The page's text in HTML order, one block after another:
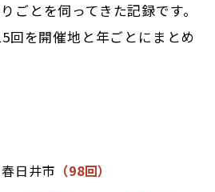
ごとを伺ってきた記録です。
回を開催地と年ごとにまとめ
春日井市 （98回）